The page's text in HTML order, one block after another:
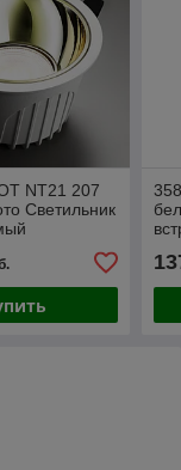
NT21 207
Светильник
IP20 LED
265V